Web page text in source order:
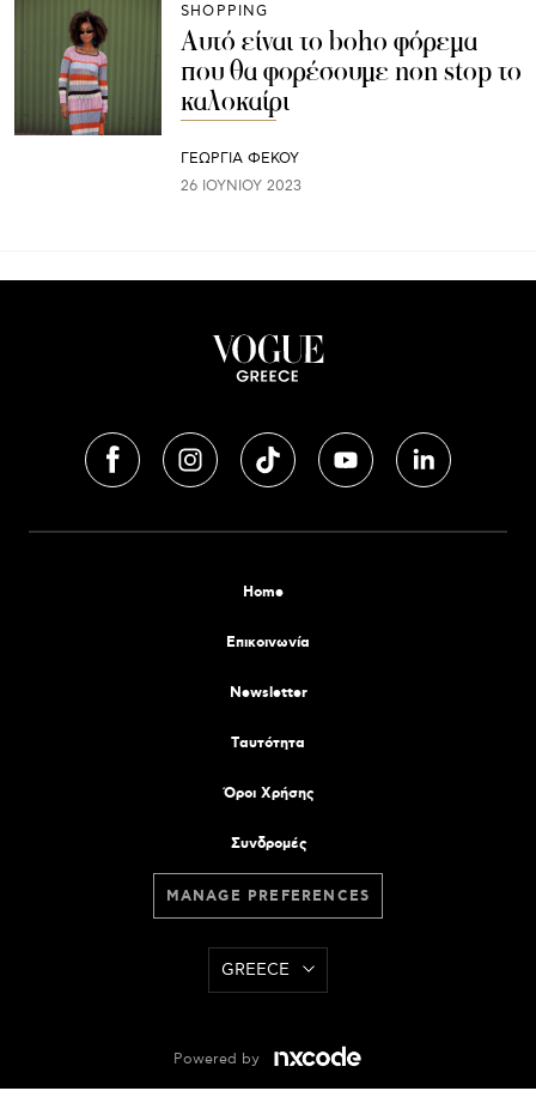
SHOPPING
Αυτό είναι το boho φόρεμα
που θα φορέσουμε non stop το
καλοκαίρι
ΓΕΩΡΓΙΑ ΦΕΚΟΥ
26 ΙΟΥΝΊΟΥ 2023
Home
Επικοινωνία
Newsletter
Tαυτότητα
Όροι Χρήσης
Συνδρομές
MANAGE PREFERENCES
GREECE
Powered by